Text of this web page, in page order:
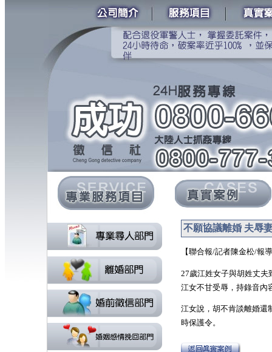
不願協議離婚 夫辱
【聯合報/記者陳金松/報
27歲江姓女子與胡姓丈夫
江女不甘受辱，持錄音內
江女說，胡不肯談離婚還
時保護令。